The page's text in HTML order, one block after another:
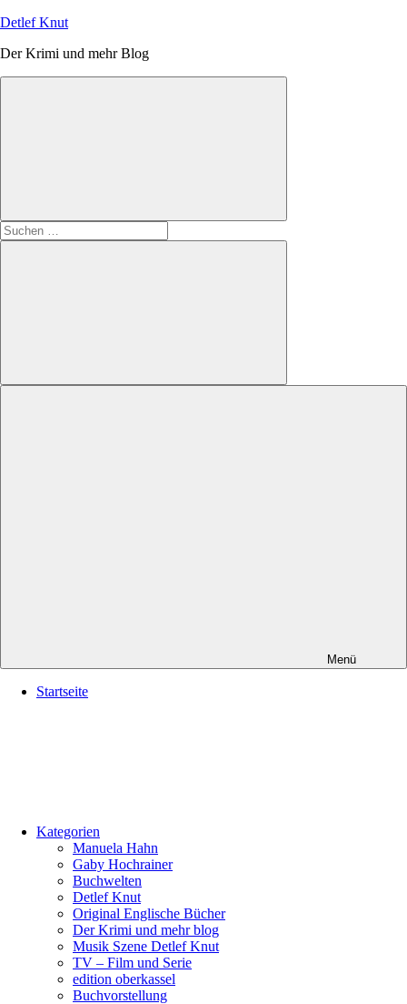
Zum
springen
Detlef Knut
Der Krimi und mehr Blog
Suchen
nach:
Suchen
Menü
Startseite
Kategorien
Manuela Hahn
Gaby Hochrainer
Buchwelten
Detlef Knut
Original Englische Bücher
Der Krimi und mehr blog
Musik Szene Detlef Knut
TV – Film und Serie
edition oberkassel
Buchvorstellung